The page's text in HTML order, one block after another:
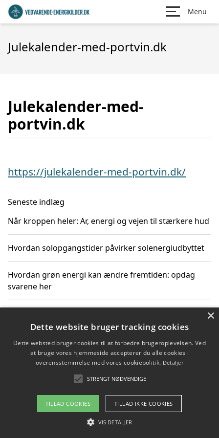
Menu
Julekalender-med-portvin.dk
Julekalender-med-
portvin.dk
https://julekalender-med-portvin.dk/
Seneste indlæg
Når kroppen heler: Ar, energi og vejen til stærkere hud
Hvordan solopgangstider påvirker solenergiudbyttet
Hvordan grøn energi kan ændre fremtiden: opdag
svarene her
solenergiudnyttelse
Hvordan du får svar på energispørgsmål om
vedvarende energikilder
Copyright 2026 - Pilanto Aps
Om / kontakt
Blog Betingelser
×
Dette website bruger tracking cookies
Dette websted bruger cookies til at forbedre brugeroplevelsen. Ved
at bruge vores hjemmeside accepterer du alle cookies i
overensstemmelse med vores cookiepolitik. Detaljer
STRENGT NØDVENDIGE
TILLAD COOKIES TILLAD IKKE COOKIES
VIS DETALJER